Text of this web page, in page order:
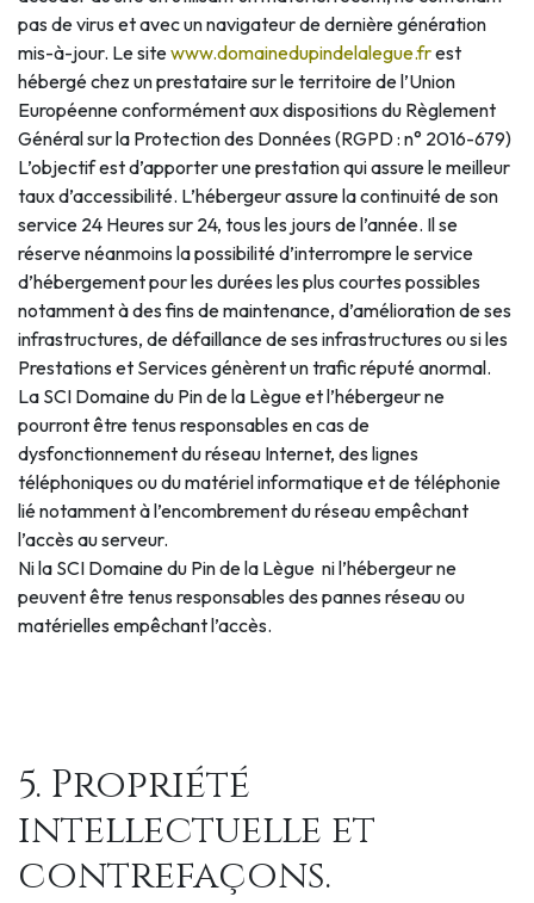
pas de virus et avec un navigateur de dernière génération
mis-à-jour. Le sitewww.domainedupindelalegue.frest
hébergé chez un prestataire sur le territoire de l’Union
Européenne conformément aux dispositions du Règlement
Général sur la Protection des Données (RGPD : n° 2016-679)
L’objectif est d’apporter une prestation qui assure le meilleur
taux d’accessibilité. L’hébergeur assure la continuité de son
service 24 Heures sur 24, tous les jours de l’année. Il se
réserve néanmoins la possibilité d’interrompre le service
d’hébergement pour les durées les plus courtes possibles
notamment à des fins de maintenance, d’amélioration de ses
infrastructures, de défaillance de ses infrastructures ou si les
Prestations et Services génèrent un trafic réputé anormal.
La SCI Domaine du Pin de la Lègue et l’hébergeur ne
pourront être tenus responsables en cas de
dysfonctionnement du réseau Internet, des lignes
téléphoniques ou du matériel informatique et de téléphonie
lié notamment à l’encombrement du réseau empêchant
l’accès au serveur.
Ni la SCI Domaine du Pin de la Lègue ni l’hébergeur ne
peuvent être tenus responsables des pannes réseau ou
matérielles empêchant l’accès.
5. Propriété
intellectuelle et
contrefaçons.